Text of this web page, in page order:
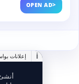
OPEN AD>
إعلانات i